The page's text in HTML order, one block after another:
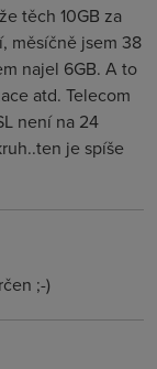
těch 10GB za
měsíčně jsem 38
najel 6GB. A to
atd. Telecom
není na 24
je spíše
;-)